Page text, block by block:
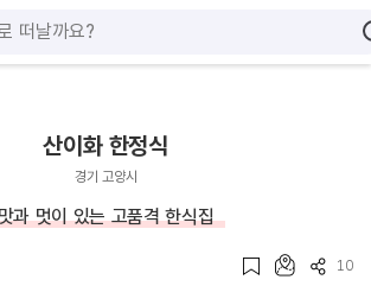
산이화 한정식
경기 고양시
과 멋이 있는 고품격 한식집
10